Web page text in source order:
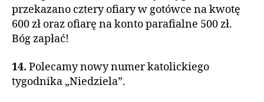
przekazano cztery ofiary w gotówce na kwotę
600 zł oraz ofiarę na konto parafialne 500 zł.
Bóg zapłać!
14. Polecamy nowy numer katolickiego
tygodnika „Niedziela”.